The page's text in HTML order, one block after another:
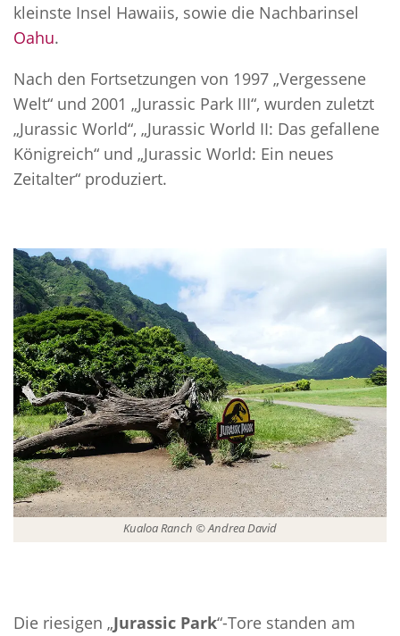
kleinste Insel Hawaiis, sowie die Nachbarinsel
Oahu.
Nach den Fortsetzungen von 1997 „Vergessene
Welt“ und 2001 „Jurassic Park III“, wurden zuletzt
„Jurassic World“, „Jurassic World II: Das gefallene
Königreich“ und „Jurassic World: Ein neues
Zeitalter“ produziert.
Kualoa Ranch © Andrea David
Die riesigen „Jurassic Park“-Tore standen am